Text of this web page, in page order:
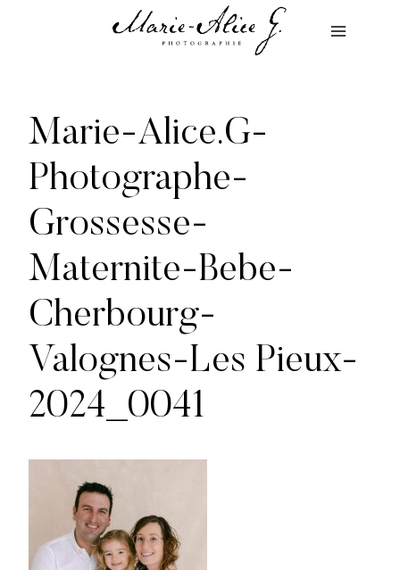
Marie-Alice.G-
Photographe-
Grossesse-
Maternite-Bebe-
Cherbourg-
Valognes-Les Pieux-
2024_0041